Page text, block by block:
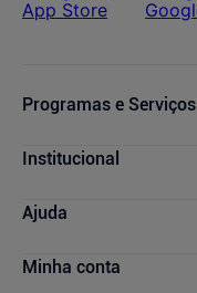
Programas e Serviços
Cupons de Desconto
Consultas Médicas
Drogasmil Plus
Institucional
Blog Drogasmil
Marcas Parceiras
Ajuda
Dúvidas Frequentes
Minha conta